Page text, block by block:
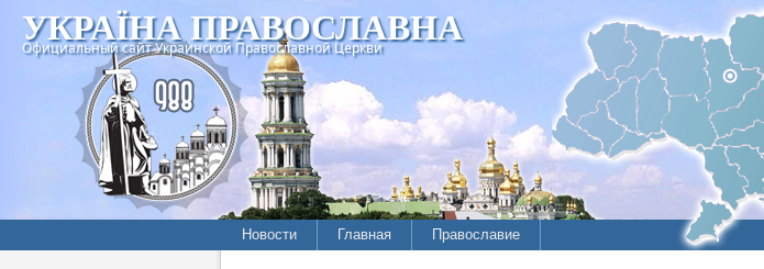
УКРАЇНА ПРАВОСЛАВНА
Официальный сайт Украинской Православной Церкви
Новости Главная Православие